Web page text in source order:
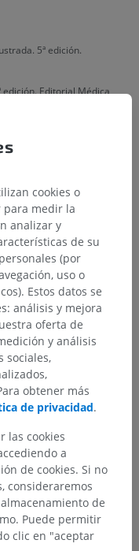
5ª edición.
edición. Editorial Médica
>
central>
craneal>
parte
cookies o
para medir la
analizar y
de su
(por
uso o
Estos datos se
análisis y mejora
oferta de
y análisis
sociales,
obtener más
de privacidad.
las cookies
a
de cookies. Si no
consideraremos
de
Puede permitir
clic en "aceptar